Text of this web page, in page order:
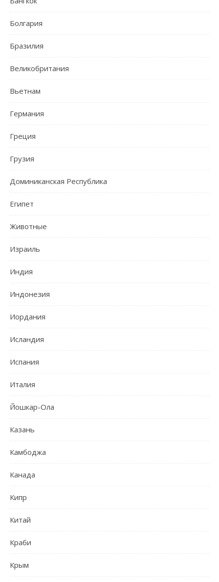
Болгария
Бразилия
Великобритания
Вьетнам
Германия
Греция
Грузия
Доминиканская Республика
Египет
Животные
Израиль
Индия
Индонезия
Иордания
Исландия
Испания
Италия
Йошкар-Ола
Казань
Камбоджа
Канада
Кипр
Китай
Краби
Крым